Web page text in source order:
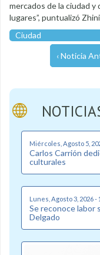
mercados de la ciudad
lugares”, puntualizó
Ciudad
‹ Noticia
Miércoles, Agosto 5,
Carlos Carrión
culturales
Lunes, Agosto 3, 2026 -
Se reconoce labor
Delgado